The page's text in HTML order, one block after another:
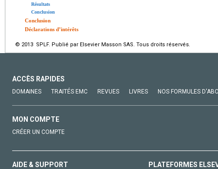
Résultats
Conclusion
Conclusion
Déclarations d’intérêts
© 2013 SPLF. Publié par Elsevier Masson SAS. Tous droits réservés.
ACCÈS RAPIDES
DOMAINES TRAITÉS EMC REVUES LIVRES NOS FORMULES
MON COMPTE
CRÉER UN COMPTE
AIDE & SUPPORT PLATEFORMES